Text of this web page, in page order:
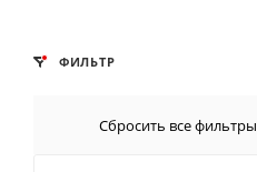
ФИЛЬТР
Сбросить все фильтры